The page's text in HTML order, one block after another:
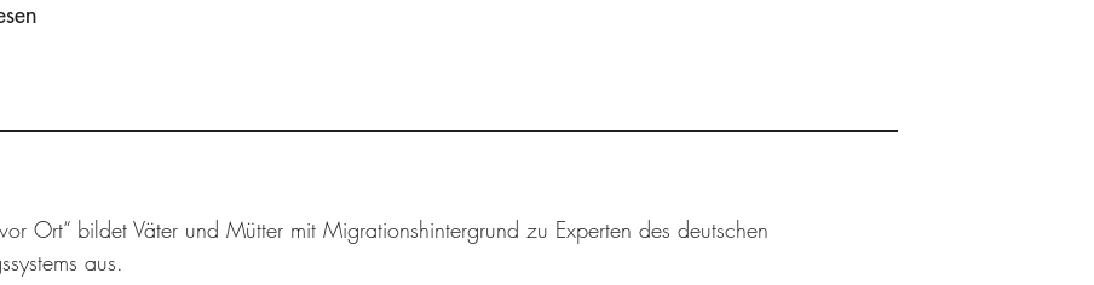
vor Ort“ bildet Väter und Mütter mit Migrationshintergrund zu Experten des deutschen
aus.